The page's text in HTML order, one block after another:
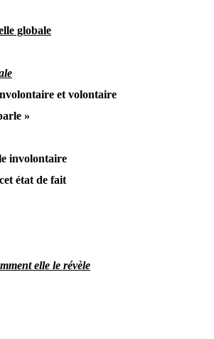
globale
et volontaire
»
involontaire
état de fait
elle le révèle